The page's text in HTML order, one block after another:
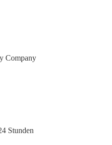
Company
Stunden